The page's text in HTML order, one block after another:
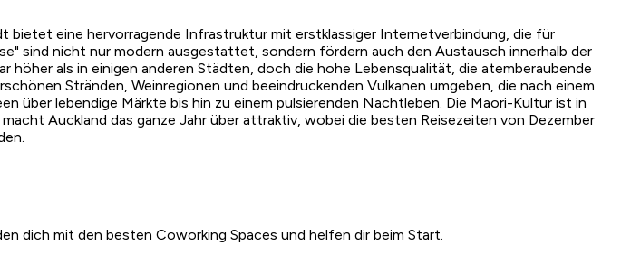
bietet eine hervorragende Infrastruktur mit erstklassiger Internetverbindung, die für
sind nicht nur modern ausgestattet, sondern fördern auch den Austausch innerhalb der
als in einigen anderen Städten, doch die hohe Lebensqualität, die atemberaubende
Stränden, Weinregionen und beeindruckenden Vulkanen umgeben, die nach einem
über lebendige Märkte bis hin zu einem pulsierenden Nachtleben. Die Maori-Kultur ist in
Auckland das ganze Jahr über attraktiv, wobei die besten Reisezeiten von Dezember
dich mit den besten Coworking Spaces und helfen dir beim Start.